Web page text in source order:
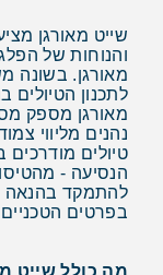
שייט מאורגן
והנוחות של
מאורגן. בשונה
לתכנון הטיולים
מאורגן מספק
נהנים מליווי
טיולים מודרכים
הנסיעה -
להתמקד בהנאה
בפרטים הטכניים
מה כולל שייט